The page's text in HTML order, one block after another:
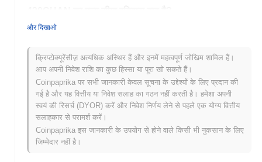
सर्वकालिक उच्च (ATH):
420CHAN वर्तमान में अपने ATH से~99.53%नीचे कारोबार कर रहा है .
व्यापक क्रिप्टो बाजार की तुलना में 420CHAN कैसा प्रदर्शन कर
रहा है?
पिछले 7 दिनों में, 420CHAN ने
0.57%की वृद्धि दर्ज की से कम प्रदर्शन किया। यह व्यापक बाजार गति के सापेक्ष
420CHAN की मूल्य कार्रवाई में अस्थायी पिछड़ापन का संकेत देता है।
और दिखाओ
क्रिप्टोक्यूरेंसीज़ अत्यधिक अस्थिर हैं और इनमें महत्वपूर्ण जोखिम शामिल हैं।
आप अपनी निवेश राशि का कुछ हिस्सा या पूरा खो सकते हैं।
Coinpaprika पर सभी जानकारी केवल सूचना के उद्देश्यों के लिए प्रदान की
गई है और यह वित्तीय या निवेश सलाह का गठन नहीं करती है। हमेशा अपनी
स्वयं की रिसर्च (DYOR) करें और निवेश निर्णय लेने से पहले एक योग्य वित्तीय
सलाहकार से परामर्श करें।
Coinpaprika इस जानकारी के उपयोग से होने वाले किसी भी नुकसान के लिए
जिम्मेदार नहीं है।